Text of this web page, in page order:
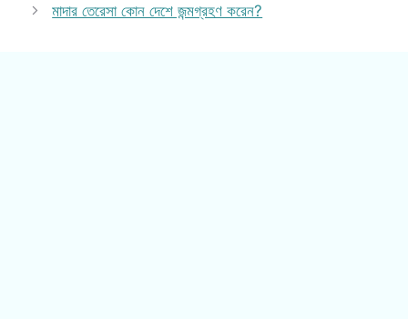
মাদার তেরেসা কোন দেশে জন্মগ্রহণ করেন?